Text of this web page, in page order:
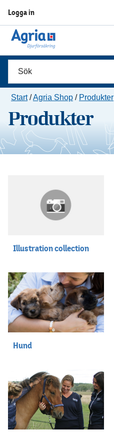
Logga in
Start/Agria Shop / Produkter
Produkter
Illustration collection
Hund